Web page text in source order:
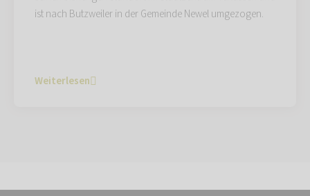
ist nach Butzweiler in der Gemeinde Newel umgezogen.
Weiterlesen